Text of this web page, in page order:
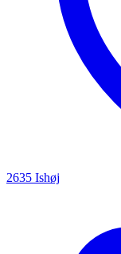
2635 Ishøj